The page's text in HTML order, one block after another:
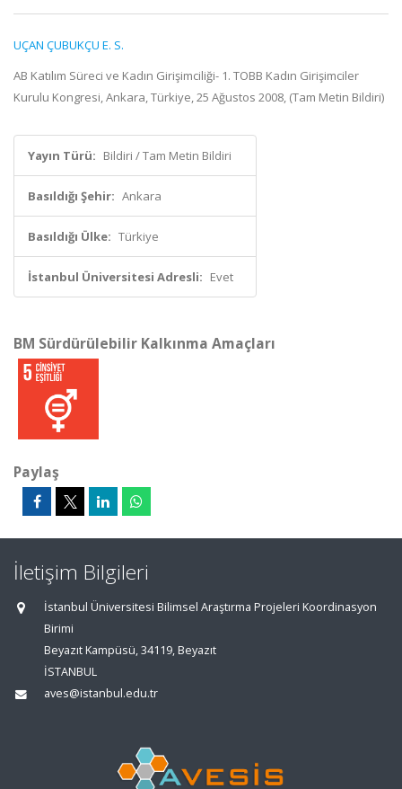
UÇAN ÇUBUKÇU E. S.
AB Katılım Süreci ve Kadın Girişimciliği- 1. TOBB Kadın Girişimciler
Kurulu Kongresi, Ankara, Türkiye, 25 Ağustos 2008, (Tam Metin Bildiri)
Yayın Türü: Bildiri / Tam Metin Bildiri
Basıldığı Şehir: Ankara
Basıldığı Ülke: Türkiye
İstanbul Üniversitesi Adresli: Evet
BM Sürdürülebilir Kalkınma Amaçları
Paylaş
İletişim Bilgileri
İstanbul Üniversitesi Bilimsel Araştırma Projeleri Koordinasyon
Birimi
Beyazıt Kampüsü, 34119, Beyazıt
İSTANBUL
aves@istanbul.edu.tr